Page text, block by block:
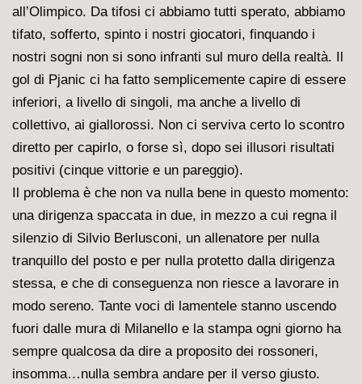
all’Olimpico. Da tifosi ci abbiamo tutti sperato, abbiamo
tifato, sofferto, spinto i nostri giocatori, finquando i
nostri sogni non si sono infranti sul muro della realtà. Il
gol di Pjanic ci ha fatto semplicemente capire di essere
inferiori, a livello di singoli, ma anche a livello di
collettivo, ai giallorossi. Non ci serviva certo lo scontro
diretto per capirlo, o forse sì, dopo sei illusori risultati
positivi (cinque vittorie e un pareggio).
Il problema è che non va nulla bene in questo momento:
una dirigenza spaccata in due, in mezzo a cui regna il
silenzio di Silvio Berlusconi, un allenatore per nulla
tranquillo del posto e per nulla protetto dalla dirigenza
stessa, e che di conseguenza non riesce a lavorare in
modo sereno. Tante voci di lamentele stanno uscendo
fuori dalle mura di Milanello e la stampa ogni giorno ha
sempre qualcosa da dire a proposito dei rossoneri,
insomma…nulla sembra andare per il verso giusto.